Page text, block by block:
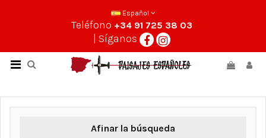
Español
Teléfono +34 91 725 38 03
| Síganos
Afinar la búsqueda